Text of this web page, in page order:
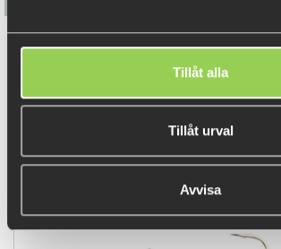
Tillåt alla
Tillåt urval
Avvisa
Flatnose Mini 9cm, 10-pack
139 kr
DU TITTADE NYLIGEN PÅ